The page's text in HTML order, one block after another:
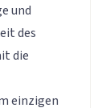
und
des
die
einzigen